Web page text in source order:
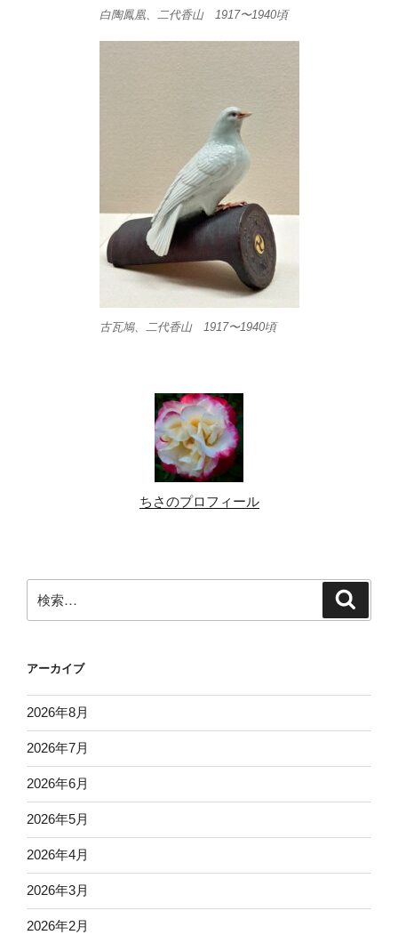
白陶鳳凰、二代香山 1917〜1940頃
古瓦鳩、二代香山 1917〜1940頃
ちさのプロフィール
索:
アーカイブ
2026年8月
2026年7月
2026年6月
2026年5月
2026年4月
2026年3月
2026年2月